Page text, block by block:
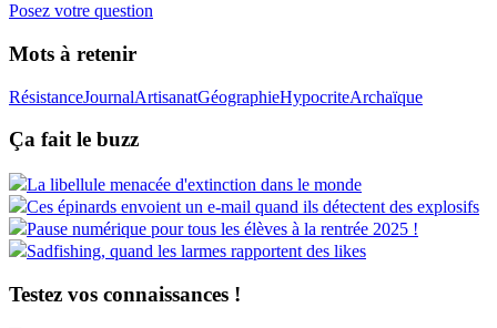
Posez votre question
Mots à retenir
RésistanceJournalArtisanatGéographieHypocriteArchaïque
Ça fait le buzz
La libellule menacée d'extinction dans le monde
Ces épinards envoient un e-mail quand ils détectent des explosifs
Pause numérique pour tous les élèves à la rentrée 2025 !
Sadfishing, quand les larmes rapportent des likes
Testez vos connaissances !